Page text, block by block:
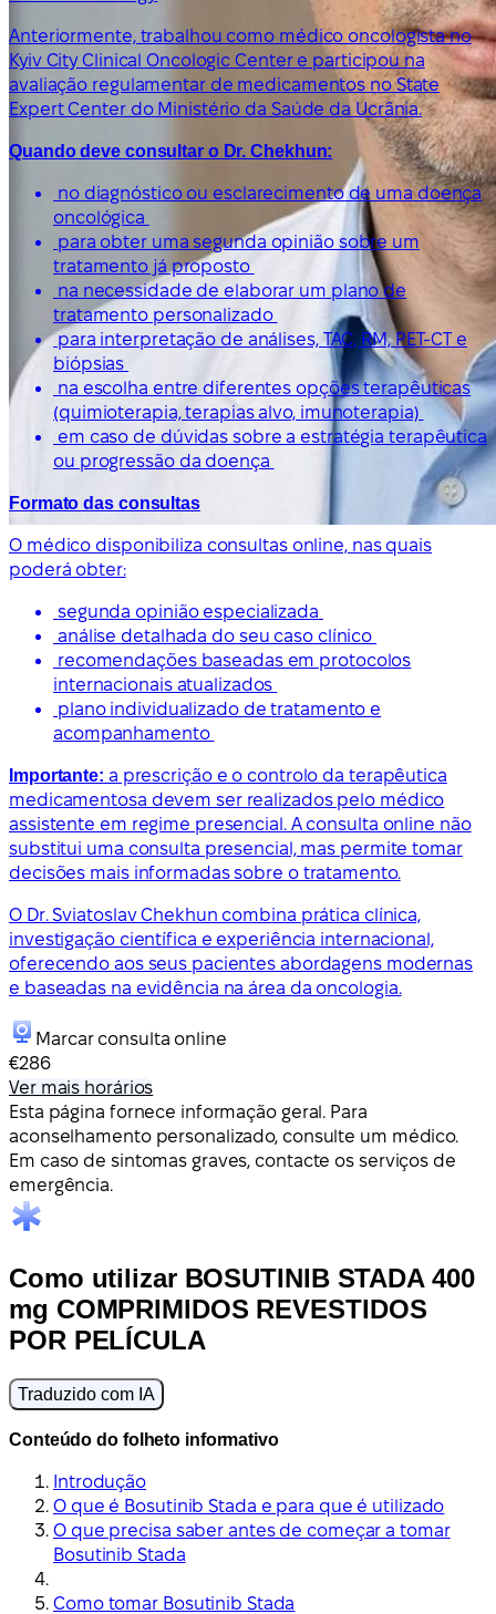
Anteriormente, trabalhou como médico oncologista no
Kyiv City Clinical Oncologic Center e participou na
avaliação regulamentar de medicamentos no State
Expert Center do Ministério da Saúde da Ucrânia.
Quando deve consultar o Dr. Chekhun:
no diagnóstico ou esclarecimento de uma doença
oncológica
para obter uma segunda opinião sobre um
tratamento já proposto
na necessidade de elaborar um plano de
tratamento personalizado
para interpretação de análises, TAC, RM, PET-CT e
biópsias
na escolha entre diferentes opções terapêuticas
(quimioterapia, terapias alvo, imunoterapia)
em caso de dúvidas sobre a estratégia terapêutica
ou progressão da doença
Formato das consultas
O médico disponibiliza consultas online, nas quais
poderá obter:
segunda opinião especializada
análise detalhada do seu caso clínico
recomendações baseadas em protocolos
internacionais atualizados
plano individualizado de tratamento e
acompanhamento
Importante: a prescrição e o controlo da terapêutica
medicamentosa devem ser realizados pelo médico
assistente em regime presencial. A consulta online não
substitui uma consulta presencial, mas permite tomar
decisões mais informadas sobre o tratamento.
O Dr. Sviatoslav Chekhun combina prática clínica,
investigação científica e experiência internacional,
oferecendo aos seus pacientes abordagens modernas
e baseadas na evidência na área da oncologia.
Marcar consulta online
€286
Ver mais horários
Esta página fornece informação geral. Para
aconselhamento personalizado, consulte um médico.
Em caso de sintomas graves, contacte os serviços de
emergência.
Como utilizar BOSUTINIB STADA 400
mg COMPRIMIDOS REVESTIDOS
POR PELÍCULA
Traduzido com IA
Conteúdo do folheto informativo
Introdução
O que é Bosutinib Stada e para que é utilizado
O que precisa saber antes de começar a tomar
Bosutinib Stada
Como tomar Bosutinib Stada